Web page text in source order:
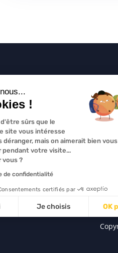
disc partners : Outils de
la performance.
Nous sommes experts DiSC :
certifiantes en ligne,
formateurs et coach avec
Five Behaviors. Nous nous
la vie de nos clients.
!
sûrs que le
site vous intéresse
déranger, mais on aimerait bien vous
pendant votre visite...
vous ?
de confidentialité
certifiés par
Je choisis
OK
du Consentement :
vous permet d'adapter et de